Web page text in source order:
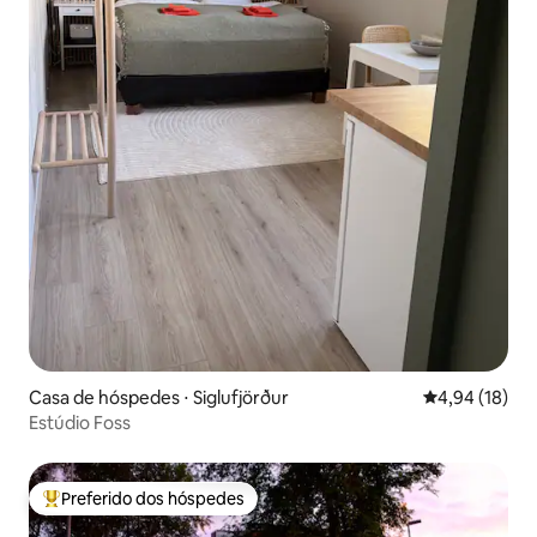
Casa de hóspedes ⋅ Siglufjörður 4,94 de uma
4,94 (18)
Estúdio Foss
Entre os melhores preferidos dos hóspedes
Preferido dos hóspedes